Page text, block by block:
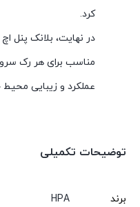
کرد.
مناسب برای هر رک
عملکرد و زیبایی
توضیحات تکمیلی
برند HPA